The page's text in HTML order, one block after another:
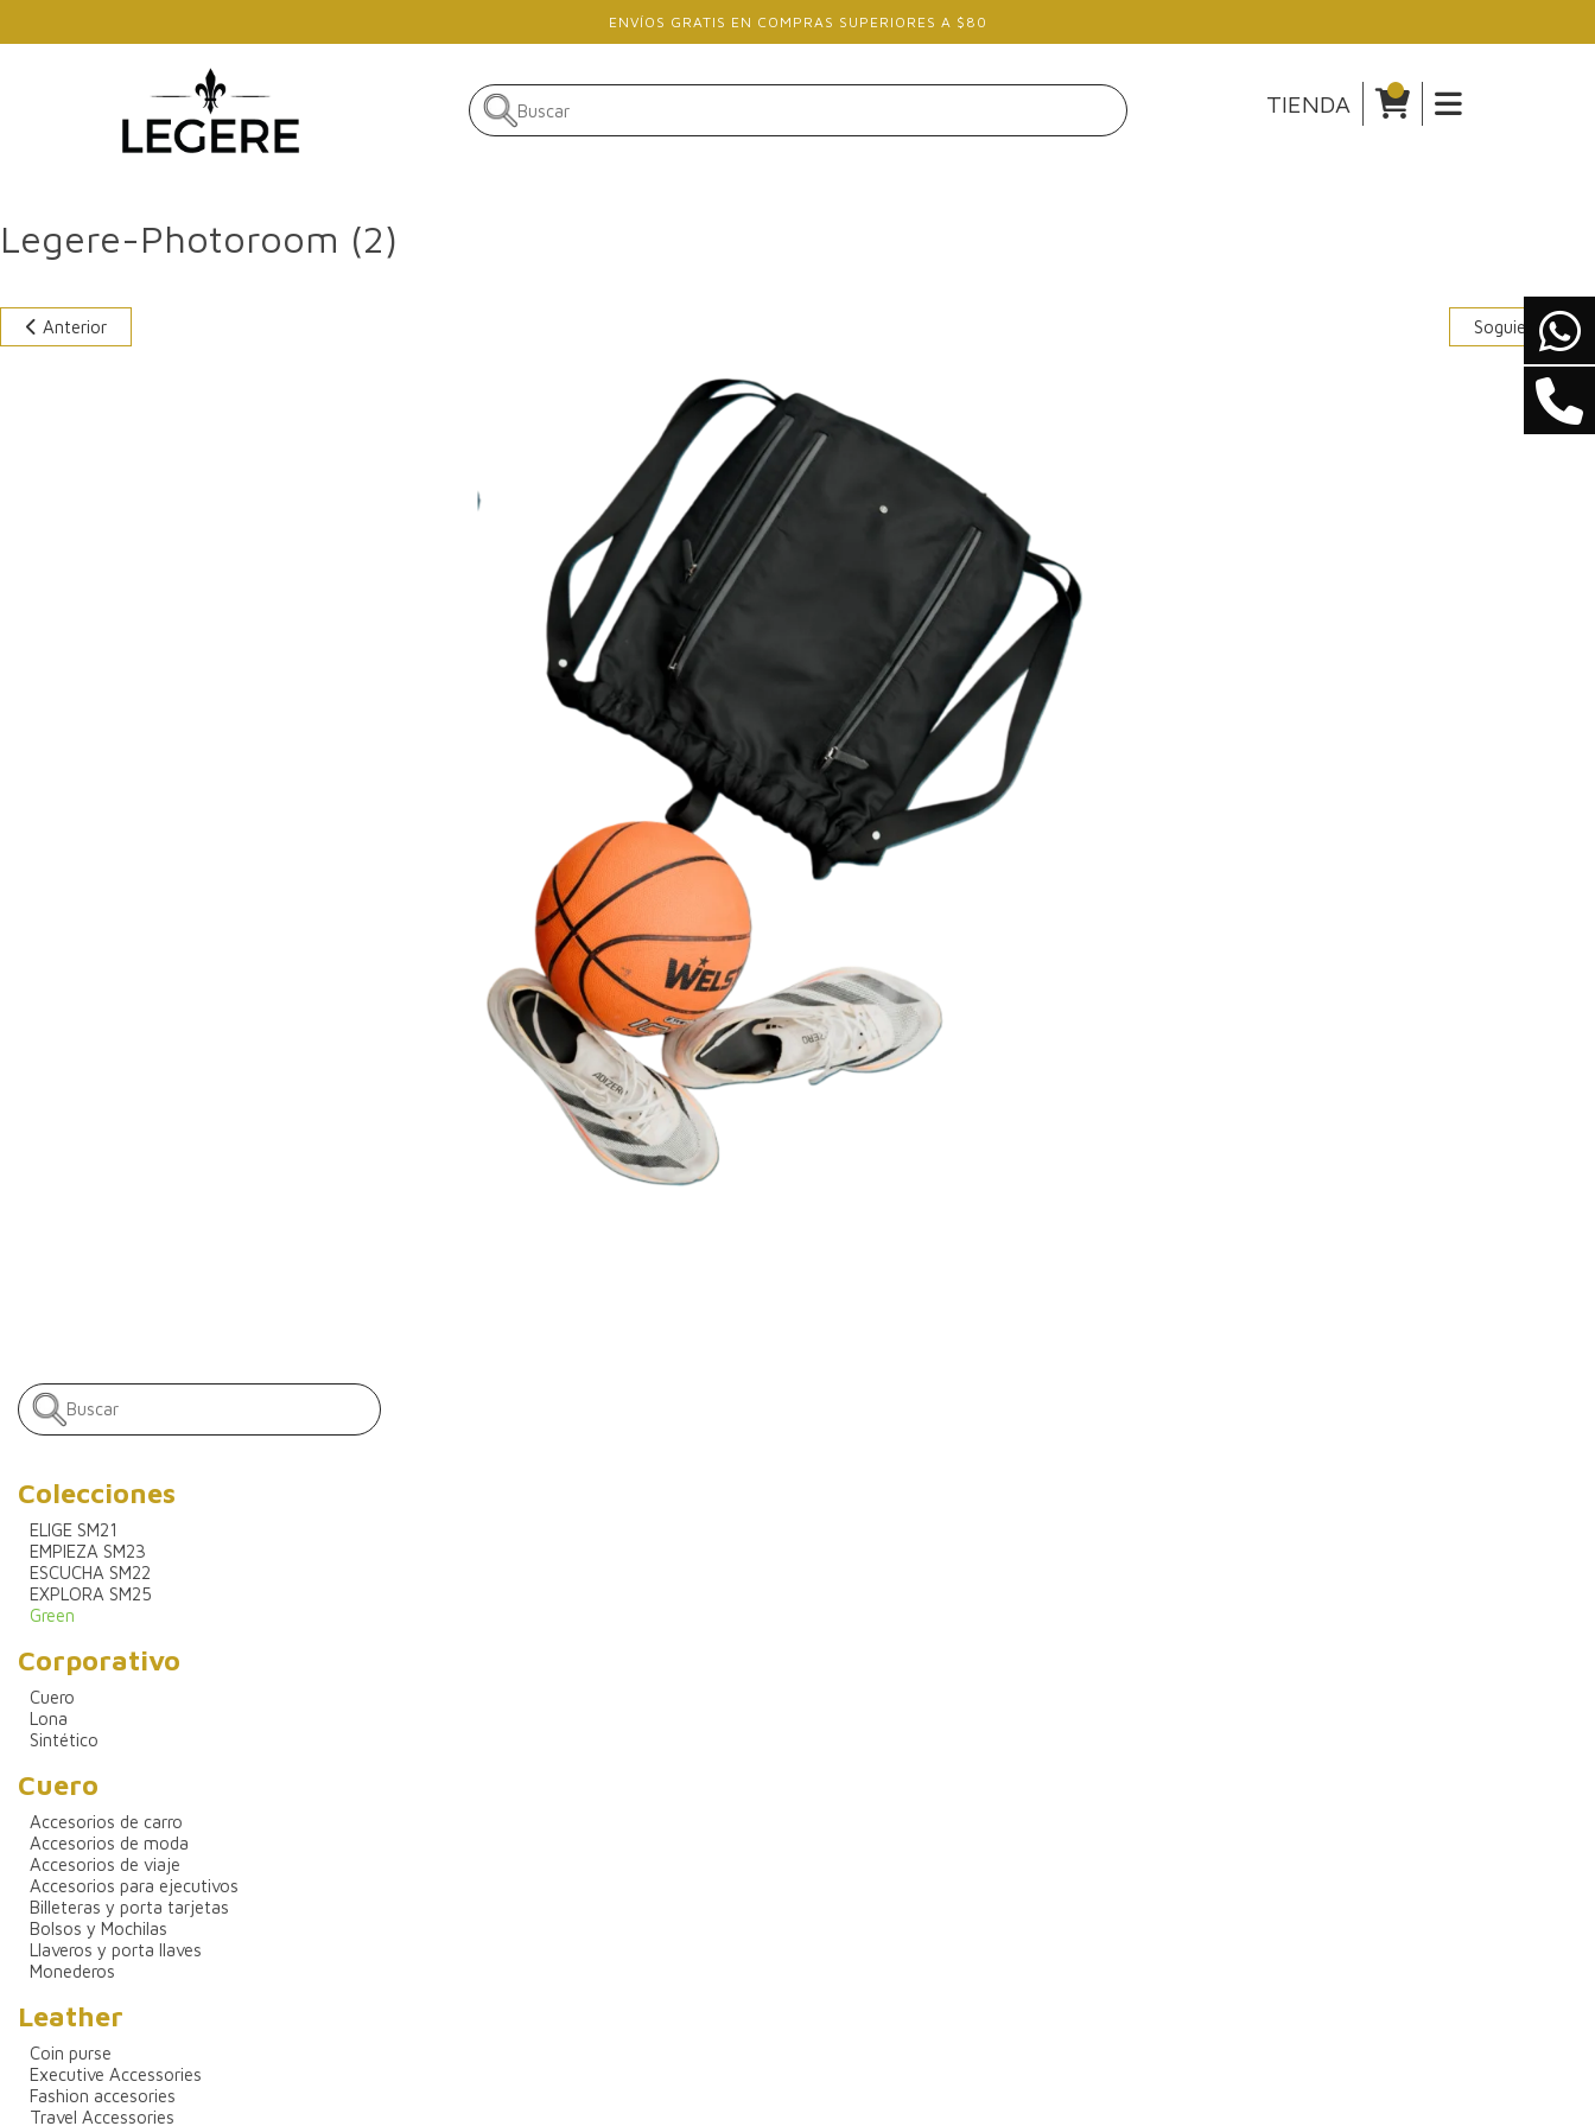
ENVÍOS GRATIS EN COMPRAS SUPERIORES A $80
TIENDA
Legere-Photoroom (2)
Anterior Soguiente
Colecciones
ELIGE SM21
EMPIEZA SM23
ESCUCHA SM22
EXPLORA SM25
Green
Corporativo
Cuero
Lona
Sintético
Cuero
Accesorios de carro
Accesorios de moda
Accesorios de viaje
Accesorios para ejecutivos
Billeteras y porta tarjetas
Bolsos y Mochilas
Llaveros y porta llaves
Monederos
Leather
Coin purse
Executive Accessories
Fashion accesories
Travel Accessories